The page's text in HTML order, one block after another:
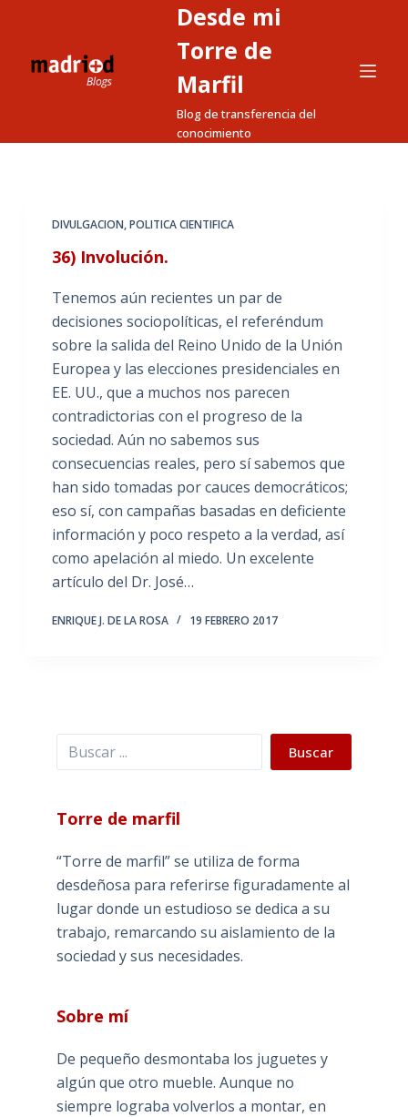
r
Desde mi
Torre de
Marfil
Blog de transferencia del
conocimiento
DIVULGACION,POLITICA CIENTIFICA
36) Involución.
Tenemos aún recientes un par de
decisiones sociopolíticas, el referéndum
sobre la salida del Reino Unido de la Unión
Europea y las elecciones presidenciales en
EE. UU., que a muchos nos parecen
contradictorias con el progreso de la
sociedad. Aún no sabemos sus
consecuencias reales, pero sí sabemos que
han sido tomadas por cauces democráticos;
eso sí, con campañas basadas en deficiente
información y poco respeto a la verdad, así
como apelación al miedo. Un excelente
artículo del Dr. José…
ENRIQUE J. DE LA ROSA 19 FEBRERO 2017
Buscar Buscar
Torre de marfil
“Torre de marfil” se utiliza de forma
desdeñosa para referirse figuradamente al
lugar donde un estudioso se dedica a su
trabajo, remarcando su aislamiento de la
sociedad y sus necesidades.
Sobre mí
De pequeño desmontaba los juguetes y
algún que otro mueble. Aunque no
siempre lograba volverlos a montar, en